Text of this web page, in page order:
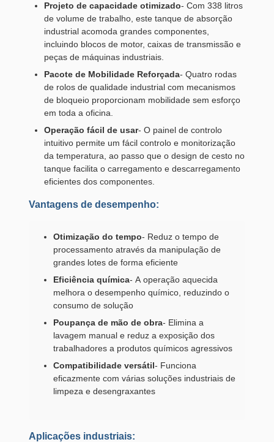
Projeto de capacidade otimizado- Com 338 litros
de volume de trabalho, este tanque de absorção
industrial acomoda grandes componentes,
incluindo blocos de motor, caixas de transmissão e
peças de máquinas industriais.
Pacote de Mobilidade Reforçada- Quatro rodas
de rolos de qualidade industrial com mecanismos
de bloqueio proporcionam mobilidade sem esforço
em toda a oficina.
Operação fácil de usar- O painel de controlo
intuitivo permite um fácil controlo e monitorização
da temperatura, ao passo que o design de cesto no
tanque facilita o carregamento e descarregamento
eficientes dos componentes.
Vantagens de desempenho:
Otimização do tempo- Reduz o tempo de
processamento através da manipulação de
grandes lotes de forma eficiente
Eficiência química- A operação aquecida
melhora o desempenho químico, reduzindo o
consumo de solução
Poupança de mão de obra- Elimina a
lavagem manual e reduz a exposição dos
trabalhadores a produtos químicos agressivos
Compatibilidade versátil- Funciona
eficazmente com várias soluções industriais de
limpeza e desengraxantes
Aplicações industriais: